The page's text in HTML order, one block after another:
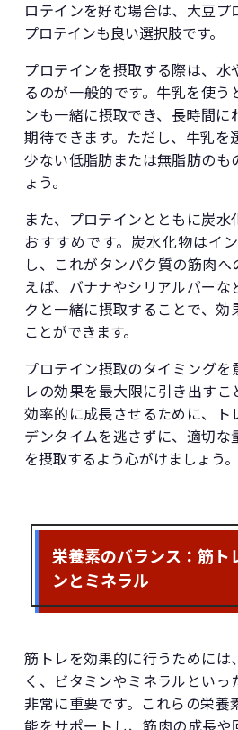
ロテインを好む場合は、大豆プ
プロテインも良い選択肢です。
プロテインを摂取する際は、水
るのが一般的です。牛乳を使う
ンも一緒に摂取でき、長時間に
期待できます。ただし、牛乳を
少ない低脂肪または無脂肪のも
ょう。
また、プロテインとともに炭水
おすすめです。炭水化物はイ
し、これがタンパク質の筋肉へ
えば、バナナやシリアルバーな
クと一緒に摂取することで、効
ことができます。
プロテイン摂取のタイミングを
レの効果を最大限に引き出すこ
効率的に成長させるために、ト
デンタイムを逃さずに、適切な
を摂取するよう心がけましょう。
栄養素のバランス：筋ト
ンとミネラル
筋トレを効果的に行うためには
く、ビタミンやミネラルといっ
非常に重要です。これらの栄養
能をサポートし、筋肉の成長や